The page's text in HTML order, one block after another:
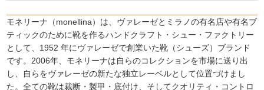
モネリーナ（monellina）は、ヴァレーゼとミラノの有名店や有名ブ
ティックのために靴を作るハンドクラフト・シュー・ファクトリー
として、1952 年にヴァレーゼで創業いた靴（シューズ）ブランド
です。2006年、モネリーナは自らのコレクションを市場に送り出
し、自らをヴァレーゼの新たな独立レーベルとして位置づけまし
た。全ての靴は裁断・製甲・底付け、そしてクオリティ・コントロ